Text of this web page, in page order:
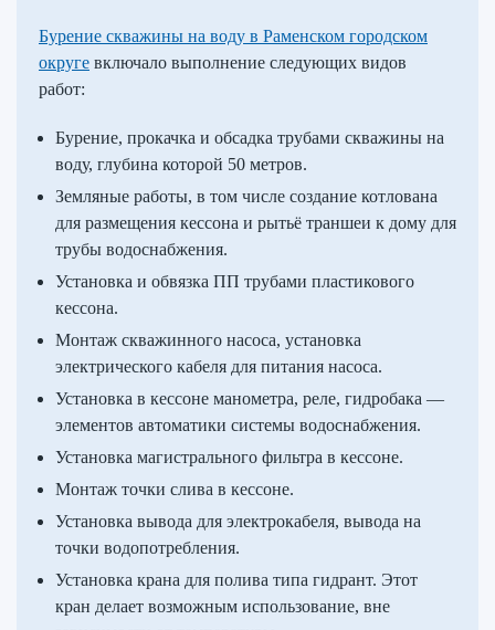
Бурение скважины на воду в Раменском городском
округе включало выполнение следующих видов
работ:
Бурение, прокачка и обсадка трубами скважины на
воду, глубина которой 50 метров.
Земляные работы, в том числе создание котлована
для размещения кессона и рытьё траншеи к дому для
трубы водоснабжения.
Установка и обвязка ПП трубами пластикового
кессона.
Монтаж скважинного насоса, установка
электрического кабеля для питания насоса.
Установка в кессоне манометра, реле, гидробака —
элементов автоматики системы водоснабжения.
Установка магистрального фильтра в кессоне.
Монтаж точки слива в кессоне.
Установка вывода для электрокабеля, вывода на
точки водопотребления.
Установка крана для полива типа гидрант. Этот
кран делает возможным использование, вне